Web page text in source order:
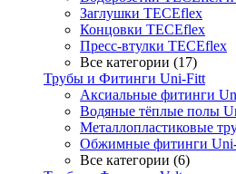
Заглушки TECEflex
Концовки TECEflex
Пресс-втулки TECEflex
Все категории (17)
Трубы и Фитинги Uni-Fitt
Аксиальные фитинги
Водяные тёплые полы
Металлопластиковые
Обжимные фитинги
Все категории (6)